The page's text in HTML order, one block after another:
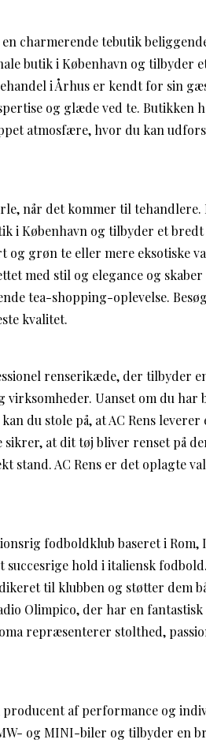
charmerende tebutik
butik i København og tilbyder
i Århus er kendt for sin
og glæde ved te. Butikken
atmosfære, hvor du kan
når det kommer til
i København og tilbyder et
og grøn te eller mere eksotiske
med stil og elegance og
tea-shopping-oplevelse.
kvalitet.
renserikæde, der tilbyder
virksomheder. Uanset om du
du stole på, at AC Rens
at dit tøj bliver renset på
stand. AC Rens er det oplagte
fodboldklub baseret i
succesrige hold i italiensk
til klubben og støtter dem
Olimpico, der har en
repræsenterer stolthed,
af performance og
og MINI-biler og tilbyder en